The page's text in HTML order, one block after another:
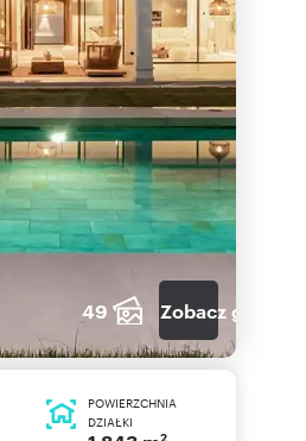
49 Zobacz galerię
POWIERZCHNIA
DZIAŁKI
2